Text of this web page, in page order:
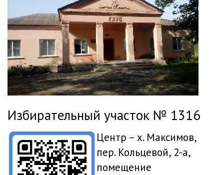
Избирательный участок № 1316
Центр – х. Максимов,
пер. Кольцевой, 2-а,
помещение